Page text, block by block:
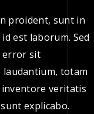
proident, sunt in
est laborum. Sed
error sit
laudantium, totam
inventore veritatis
explicabo.